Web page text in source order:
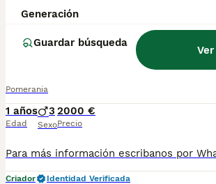
Generación
Guardar búsqueda
Pomerania
1 años
Edad
3
Sexo
2000 €
Precio
Criador
Identidad Verificada